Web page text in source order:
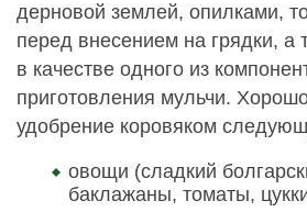
дерновой землей, опилками,
перед внесением на грядки, а
в качестве одного из
приготовления мульчи.
удобрение коровяком
овощи (сладкий
баклажаны, томаты,